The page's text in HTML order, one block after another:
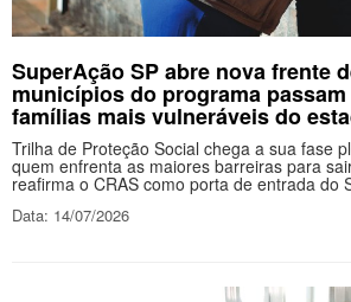
SuperAção SP abre nova frente
municípios do programa
famílias mais vulneráveis do
Trilha de Proteção Social chega a sua fase
quem enfrenta as maiores barreiras para
reafirma o CRAS como porta de entrada do
Data: 14/07/2026